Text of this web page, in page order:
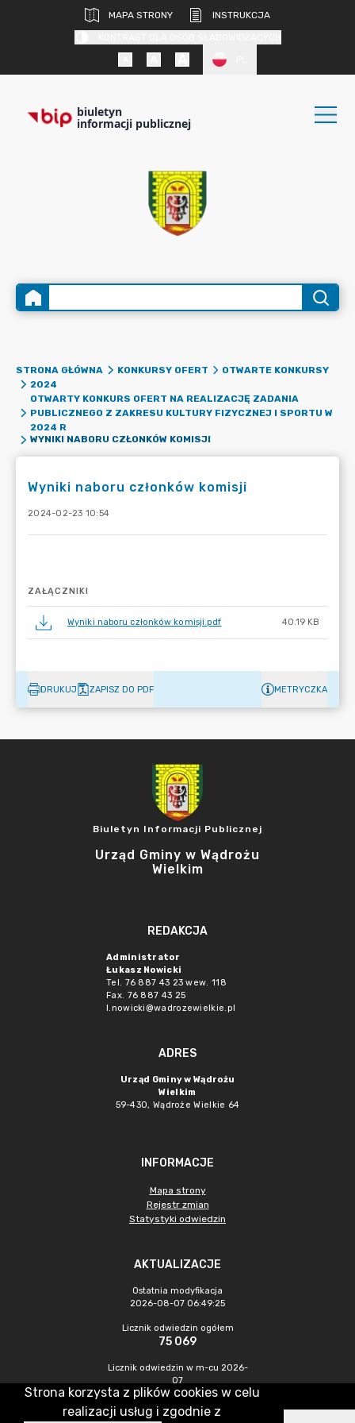
MAPA STRONY
INSTRUKCJA
biuletyn
informacji publicznej
STRONA GŁÓWNA KONKURSY OFERT
OTWARTE KONKURSY
2024
OTWARTY KONKURS OFERT NA REALIZACJĘ ZADANIA
PUBLICZNEGO Z ZAKRESU KULTURY FIZYCZNEJ I SPORTU W
2024 R
WYNIKI NABORU CZŁONKÓW KOMISJI
Wyniki naboru członków komisji
2024-02-23 10:54
ZAŁĄCZNIKI
Wyniki naboru członków komisji.pdf 40.19 KB
DRUKUJ ZAPISZ DO PDF METRYCZKA
Biuletyn Informacji Publicznej
Urząd Gminy w Wądrożu
Wielkim
REDAKCJA
Administrator
Łukasz Nowicki
Tel. 76 887 43 23 wew. 118
Fax. 76 887 43 25
l.nowicki@wadrozewielkie.pl
ADRES
Urząd Gminy w Wądrożu
Wielkim
59-430, Wądroże Wielkie 64
INFORMACJE
Mapa strony
Rejestr zmian
Statystyki odwiedzin
AKTUALIZACJE
Ostatnia modyfikacja
2026-08-07 06:49:25
Licznik odwiedzin ogółem
75 069
Licznik odwiedzin w m-cu 2026-
07
560
Strona korzysta z plików cookies w celu
realizacji usług i zgodnie z